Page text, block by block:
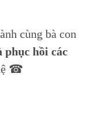
cùng bà con
phục hồi các
☎